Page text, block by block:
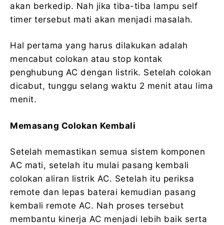
akan berkedip. Nah jika tiba-tiba lampu self
timer tersebut mati akan menjadi masalah.
Hal pertama yang harus dilakukan adalah
mencabut colokan atau stop kontak
penghubung AC dengan listrik. Setelah colokan
dicabut, tunggu selang waktu 2 menit atau lima
menit.
Memasang Colokan Kembali
Setelah memastikan semua sistem komponen
AC mati, setelah itu mulai pasang kembali
colokan aliran listrik AC. Setelah itu periksa
remote dan lepas baterai kemudian pasang
kembali remote AC. Nah proses tersebut
membantu kinerja AC menjadi lebih baik serta